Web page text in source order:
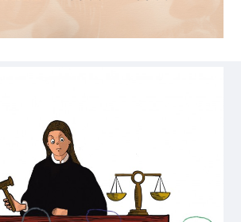
Monte Redondo avança em desrespeito a embargo